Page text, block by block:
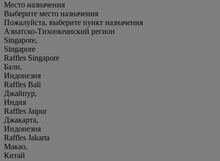
Место назначения
Выберите место назначения
Пожалуйста, выберите пункт назначения
Азиатско-Тихоокеанский регион
Singapore,
Singapore
Raffles Singapore
Бали,
Индонезия
Raffles Bali
Джайпур,
Индия
Raffles Jaipur
Джакарта,
Индонезия
Raffles Jakarta
Макао,
Китай